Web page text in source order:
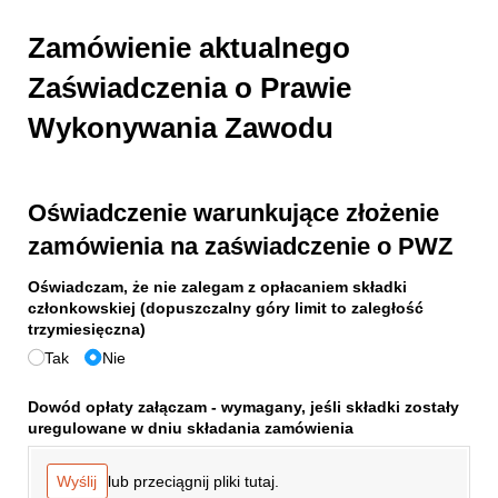
Zamówienie aktualnego
Zaświadczenia o Prawie
Wykonywania Zawodu
Oświadczenie warunkujące złożenie
zamówienia na zaświadczenie o PWZ
Oświadczam, że nie zalegam z opłacaniem składki
członkowskiej (dopuszczalny góry limit to zaległość
trzymiesięczna)
Tak
Nie
Dowód opłaty załączam - wymagany, jeśli składki zostały
uregulowane w dniu składania zamówienia
Wyślij lub przeciągnij pliki tutaj.